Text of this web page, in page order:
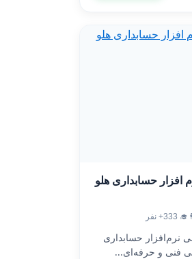
افزار حسابداری هلو
333+ نفر
حسابداری
فنی و حرفه‌ای...